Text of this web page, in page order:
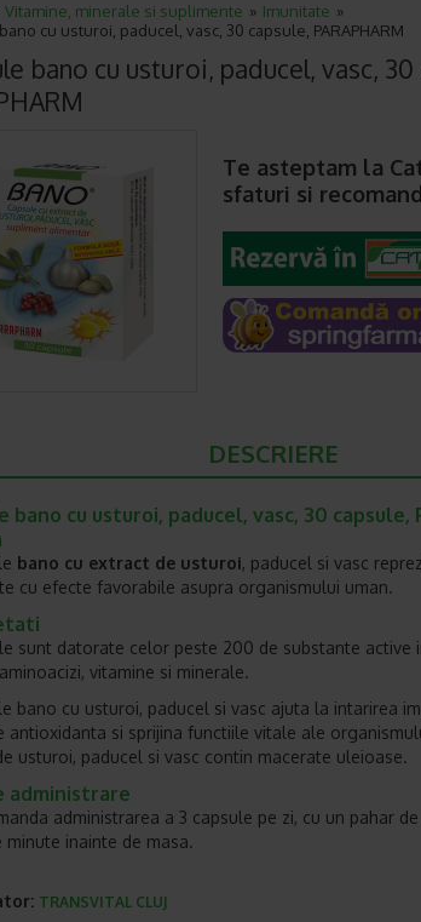
Vitamine, minerale si suplimente
Imunitate
cu usturoi, paducel, vasc, 30 capsule, PARAPHARM
bano cu usturoi, paducel, vasc, 30
Te asteptam la
sfaturi si
DESCRIERE
bano cu usturoi, paducel, vasc, 30 capsule,
bano cu extract de usturoi, paducel si vasc
cu efecte favorabile asupra organismului uman.
sunt datorate celor peste 200 de substante active
vitamine si minerale.
bano cu usturoi, paducel si vasc ajuta la intarirea
antioxidanta si sprijina functiile vitale ale
usturoi, paducel si vasc contin macerate uleioase.
administrare
administrarea a 3 capsule pe zi, cu un pahar
minute inainte de masa.
TRANSVITAL CLUJ